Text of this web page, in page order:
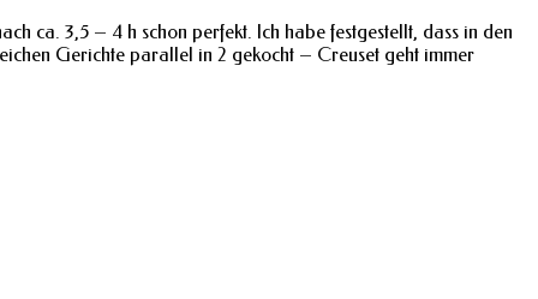
ca. 3,5 – 4 h schon perfekt. Ich habe festgestellt, dass in den
Gerichte parallel in 2 gekocht – Creuset geht immer